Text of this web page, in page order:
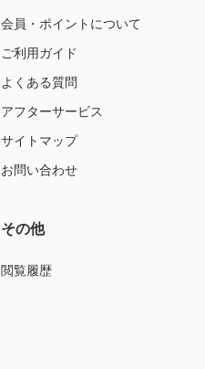
会員・ポイントについて
ご利用ガイド
よくある質問
アフターサービス
サイトマップ
お問い合わせ
その他
閲覧履歴